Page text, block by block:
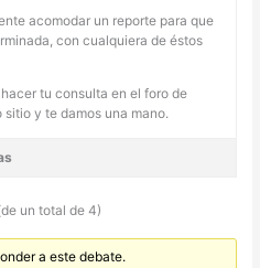
acomodar un reporte para que
con cualquiera de éstos
tu consulta en el foro de
y te damos una mano.
un total de 4)
a este debate.